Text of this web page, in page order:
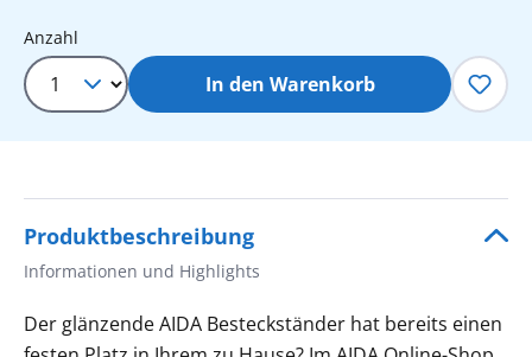
Produkt Anzahl: Gib den
Anzahl
In den Warenkorb
Produktbeschreibung
Informationen und Highlights
Der glänzende AIDA Besteckständer hat bereits einen